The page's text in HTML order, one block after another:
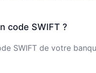
code SWIFT ?
SWIFT de votre